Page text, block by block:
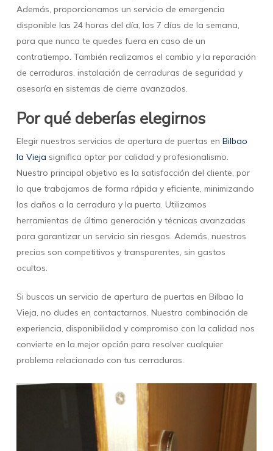
Además, proporcionamos un servicio de emergencia
disponible las 24 horas del día, los 7 días de la semana,
para que nunca te quedes fuera en caso de un
contratiempo. También realizamos el cambio y la reparación
de cerraduras, instalación de cerraduras de seguridad y
asesoría en sistemas de cierre avanzados.
Por qué deberías elegirnos
Elegir nuestros servicios de apertura de puertas en Bilbao
la Vieja significa optar por calidad y profesionalismo.
Nuestro principal objetivo es la satisfacción del cliente, por
lo que trabajamos de forma rápida y eficiente, minimizando
los daños a la cerradura y la puerta. Utilizamos
herramientas de última generación y técnicas avanzadas
para garantizar un servicio sin riesgos. Además, nuestros
precios son competitivos y transparentes, sin gastos
ocultos.
Si buscas un servicio de apertura de puertas en Bilbao la
Vieja, no dudes en contactarnos. Nuestra combinación de
experiencia, disponibilidad y compromiso con la calidad nos
convierte en la mejor opción para resolver cualquier
problema relacionado con tus cerraduras.